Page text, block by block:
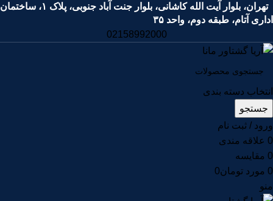
تهران، بلوار آیت الله کاشانی، بلوار جنت آباد جنوبی، پلاک ۱، ساختمان
اداری آتام، طبقه دوم، واحد ۳۵
02158992000
انتخاب دسته بندی
جستجو
ورود / ثبت نام
0 علاقه مندی
0 مقايسه
0 مورد تومان0
منو